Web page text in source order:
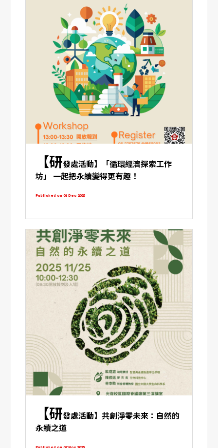
【研發處活動】「循環經濟探索工作
坊」 一起把永續變得更有趣！
Published on 01 Dec 2025
【研發處活動】共創淨零未來：自然的
永續之道